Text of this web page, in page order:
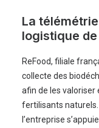
La
logistique
ReFood, filiale
collecte des
afin de les valoriser
fertilisants
l’entreprise